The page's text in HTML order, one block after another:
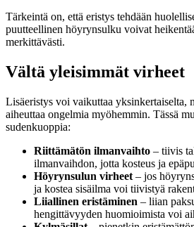
Tärkeintä on, että eristys tehdään
puutteellinen höyrynsulku voivat
merkittävästi.
Vältä yleisimmät virheet
Lisäeristys voi vaikuttaa yksinkertaiselta,
aiheuttaa ongelmia myöhemmin. Tässä
sudenkuoppia:
Riittämätön ilmanvaihto – tiivis
ilmanvaihdon, jotta kosteus ja
Höyrynsulun virheet – jos
ja kostea sisäilma voi tiivistyä
Liiallinen eristäminen – liian
hengittävyyden huomioimista voi